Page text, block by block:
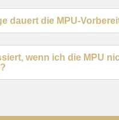
dauert die MPU-
wenn ich die MPU